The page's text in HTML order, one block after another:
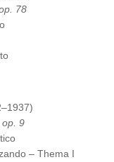
78
op. 9
– Thema I